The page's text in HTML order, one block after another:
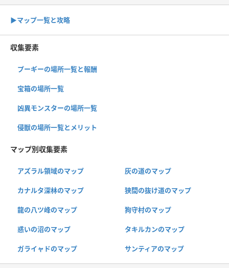
▶︎マップ一覧と攻略
収集要素
プーギーの場所一覧と報酬
宝箱の場所一覧
凶異モンスターの場所一覧
侵獣の場所一覧とメリット
マップ別収集要素
アズラル領域のマップ 灰の道のマップ
カナルタ深林のマップ 狭間の抜け道のマップ
龍の八ツ峰のマップ 狗守村のマップ
惑いの沼のマップ タキルカンのマップ
ガライャドのマップ サンティアのマップ